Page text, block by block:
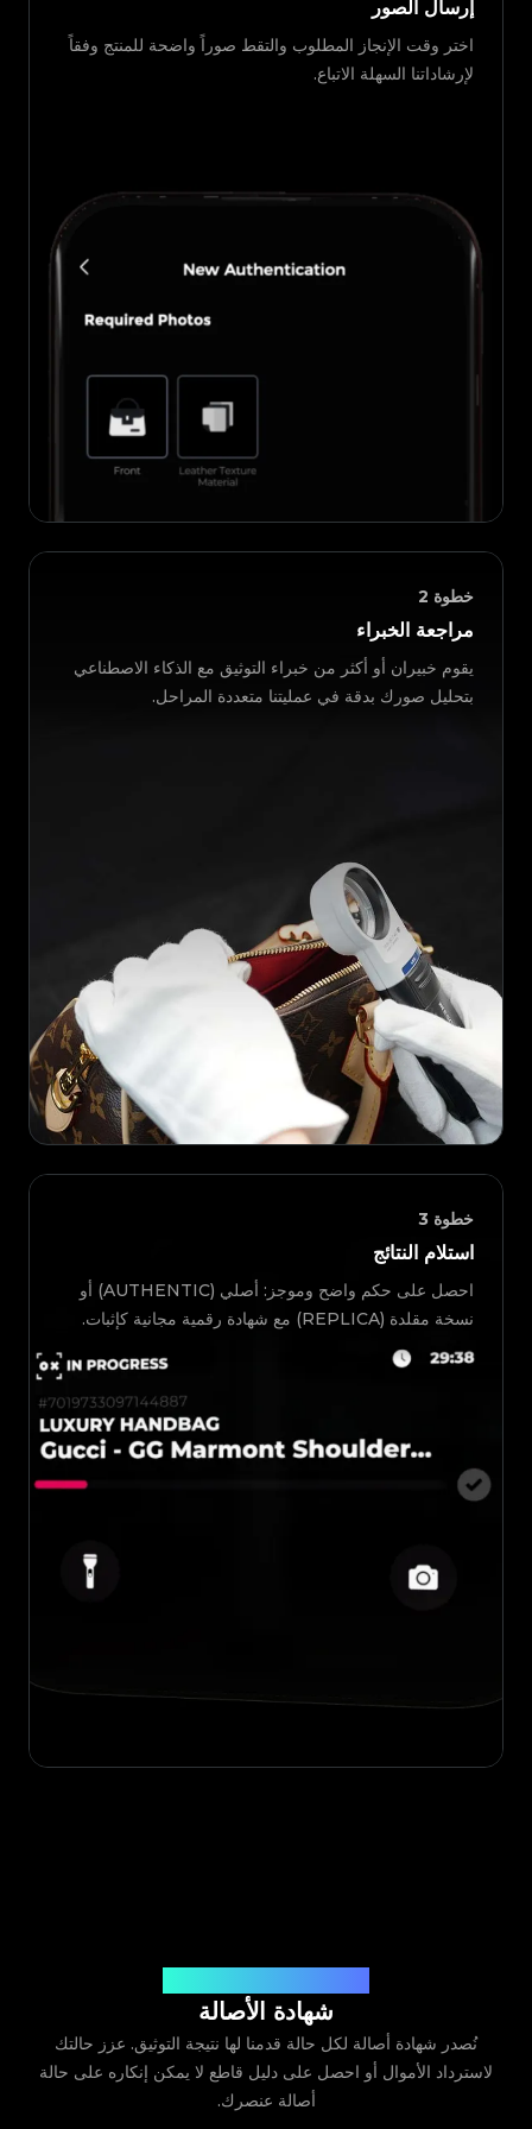
إرسال الصور
اختر وقت الإنجاز المطلوب والتقط صوراً واضحة للمنتج وفقاً
لإرشاداتنا السهلة الاتباع.
خطوة 2
مراجعة الخبراء
يقوم خبيران أو أكثر من خبراء التوثيق مع الذكاء الاصطناعي
بتحليل صورك بدقة في عمليتنا متعددة المراحل.
خطوة 3
استلام النتائج
احصل على حكم واضح وموجز: أصلي (AUTHENTIC) أو
نسخة مقلدة (REPLICA) مع شهادة رقمية مجانية كإثبات.
شهادة الأصالة
نُصدر شهادة أصالة لكل حالة قدمنا لها نتيجة التوثيق. عزز حالتك
لاسترداد الأموال أو احصل على دليل قاطع لا يمكن إنكاره على حالة
أصالة عنصرك.